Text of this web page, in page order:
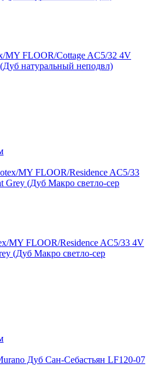
MY FLOOR/Cottage AC5/32 4V
натуральный неподвл)
MY FLOOR/Residence AC5/33 4V
(Дуб Макро светло-сер